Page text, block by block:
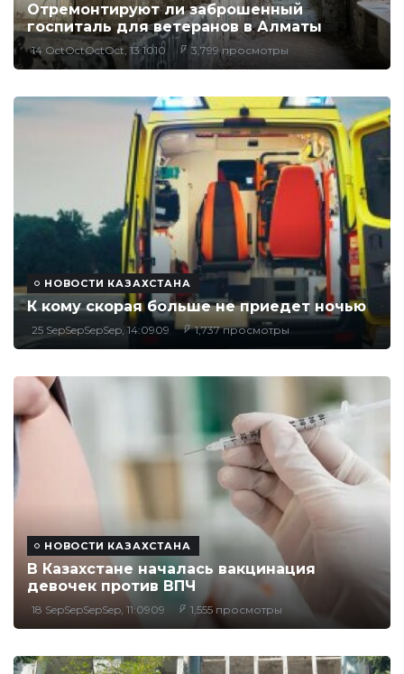
Отремонтируют ли заброшенный
госпиталь для ветеранов в Алматы
14 OctOctOctOct, 13:1010 3,799 просмотры
НОВОСТИ КАЗАХСТАНА
К кому скорая больше не приедет ночью
25 SepSepSepSep, 14:0909 1,737 просмотры
НОВОСТИ КАЗАХСТАНА
В Казахстане началась вакцинация
девочек против ВПЧ
18 SepSepSepSep, 11:0909 1,555 просмотры